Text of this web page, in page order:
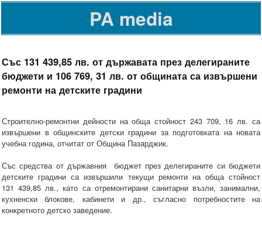
PA media
Със 131 439,85 лв. от държавата през делегираните
бюджети и 106 769, 31 лв. от общината са извършени
ремонти на детските градини
Строително-ремонтни дейности на обща стойност 243 709, 16 лв. са
извършени в общинските детски градини за подготовката на новата
учебна година, отчитат от Община Пазарджик.
Със средства от държавния бюджет през делегираните си бюджети
детските градини са извършили текущи ремонти на обща стойност
131 439,85 лв., като са отремонтирани санитарни възли, занимални,
кухненски блокове, кабинети и др., съгласно потребностите на
конкретното детско заведение.